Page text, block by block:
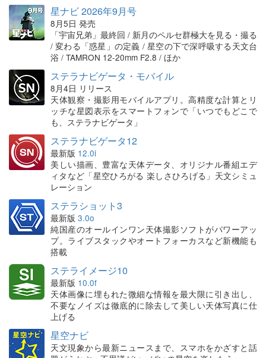
星ナビ 2026年9月号
8月5日 発売
「宇宙兄弟」最終回 / 新月のペルセ群極大を見る・撮る
/ 変わる「惑星」の定義 / 星空の下で深呼吸する天文台
浴 / TAMRON 12-20mm F2.8 / ほか
ステラナビゲータ・モバイル
8月4日 リリース
天体観察・撮影用モバイルアプリ。高精度な計算とリ
ッチな星図表示をスマートフォンで「いつでもどこで
も、ステラナビゲータ」
ステラナビゲータ12
最新版 12.0i
美しい描画、豊富な天体データ、オリジナル番組エデ
ィタなど「星空ひろがる 楽しさひろげる」天文シミュ
レーション
ステラショット3
最新版 3.0o
純国産のオールインワン天体撮影ソフトがパワーアッ
プ。ライブスタックやオートフォーカスなど新機能も
搭載
ステライメージ10
最新版 10.0f
天体画像に埋もれた微細な情報を最大限に引き出し、
不要なノイズは徹底的に除去して美しい天体写真に仕
上げる
星空ナビ
天文現象から最新ニュースまで、スマホをかざすと話